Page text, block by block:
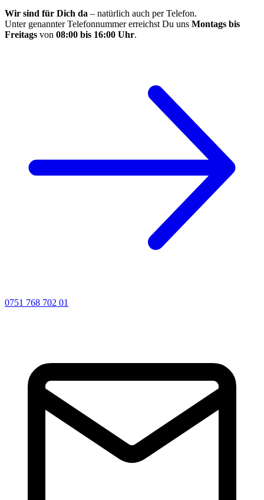
Wir sind für Dich da – natürlich auch per Telefon.
Unter genannter Telefonnummer erreichst Du uns Montags bis
Freitags von 08:00 bis 16:00 Uhr.
0751 768 702 01